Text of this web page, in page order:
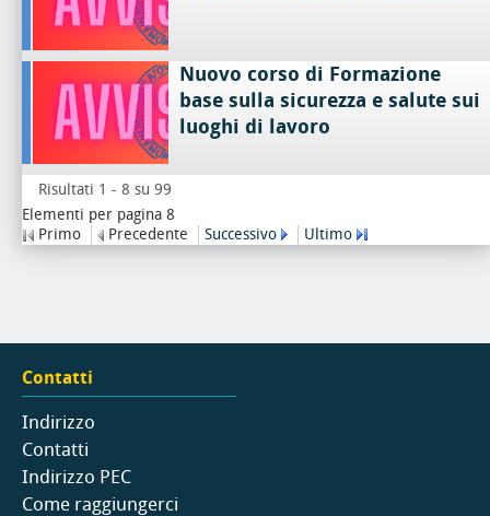
Nuovo corso di Formazione
base sulla sicurezza e salute sui
luoghi di lavoro
Risultati 1 - 8 su 99
Elementi per pagina 8
Primo
Precedente Successivo Ultimo
Contatti
Indirizzo
Contatti
Indirizzo PEC
Come raggiungerci